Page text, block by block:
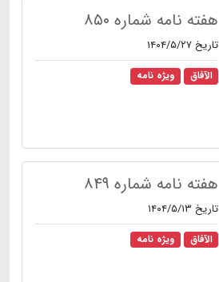
هفته نامه شماره ۸۵۰
تاریخ ۱۴۰۴/۵/۲۷
الآفاق ویژه نامه
هفته نامه شماره ۸۴۹
تاریخ ۱۴۰۴/۵/۱۳
الآفاق ویژه نامه